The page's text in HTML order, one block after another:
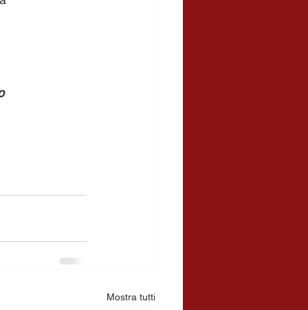
Mostra tutti